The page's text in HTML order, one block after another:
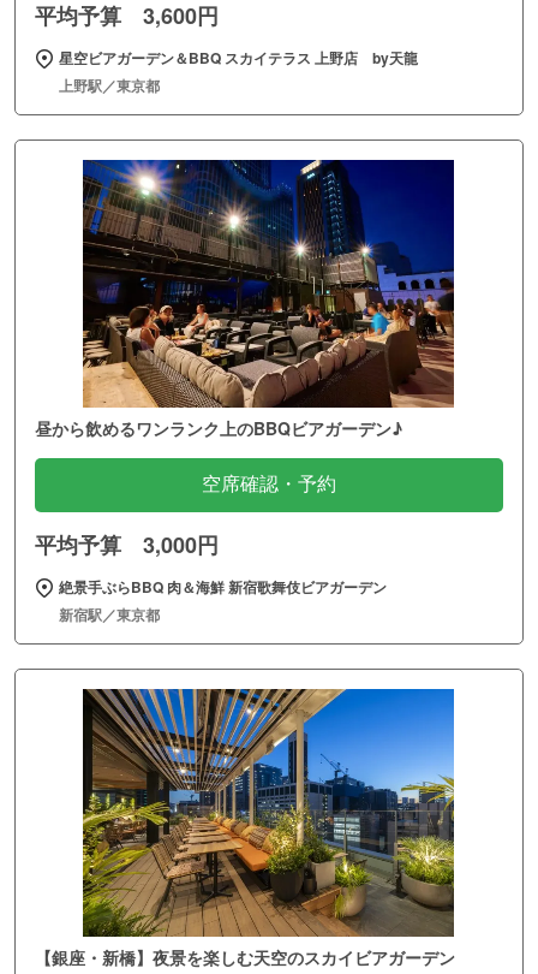
平均予算 3,600円
星空ビアガーデン＆BBQ スカイテラス 上野店 by天龍
上野駅／東京都
昼から飲めるワンランク上のBBQビアガーデン♪
空席確認・予約
平均予算 3,000円
絶景手ぶらBBQ 肉＆海鮮 新宿歌舞伎ビアガーデン
新宿駅／東京都
【銀座・新橋】夜景を楽しむ天空のスカイビアガーデン